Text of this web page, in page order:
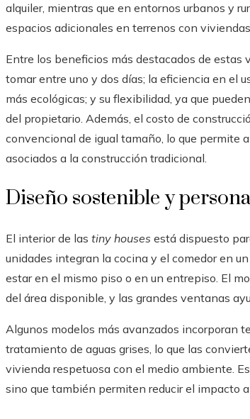
alquiler, mientras que en entornos urbanos y
espacios adicionales en terrenos con
Entre los beneficios más destacados de
tomar entre uno y dos días; la eficiencia en el
más ecológicas; y su flexibilidad, ya que
del propietario. Además, el costo de
convencional de igual tamaño, lo que permite
asociados a la construcción tradicional.
Diseño sostenible y
El interior de las tiny houses está dispuesto
unidades integran la cocina y el comedor en
estar en el mismo piso o en un entrepiso. El
del área disponible, y las grandes ventanas
Algunos modelos más avanzados incorporan
tratamiento de aguas grises, lo que las
vivienda respetuosa con el medio ambiente.
sino que también permiten reducir el impacto